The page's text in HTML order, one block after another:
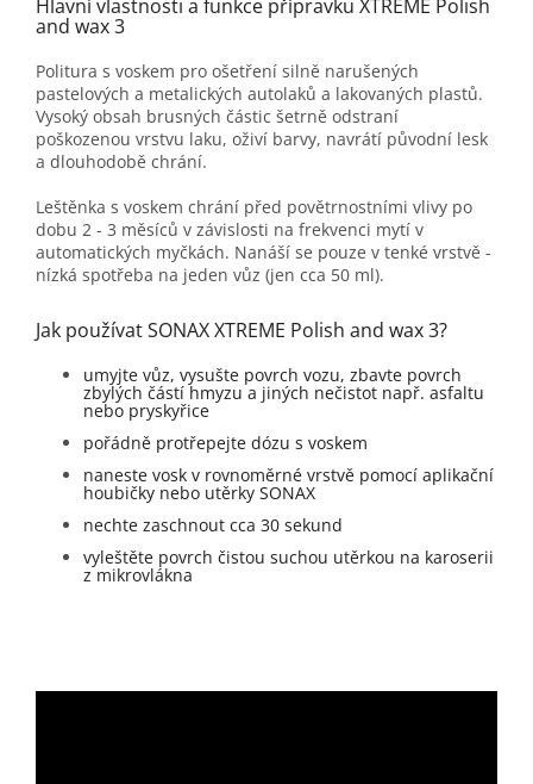
Hlavní vlastnosti a funkce přípravku XTREME Polish
and wax 3
Politura s voskem pro ošetření silně narušených
pastelových a metalických autolaků a lakovaných plastů.
Vysoký obsah brusných částic šetrně odstraní
poškozenou vrstvu laku, oživí barvy, navrátí původní lesk
a dlouhodobě chrání.
Leštěnka s voskem chrání před povětrnostními vlivy po
dobu 2 - 3 měsíců v závislosti na frekvenci mytí v
automatických myčkách. Nanáší se pouze v tenké vrstvě -
nízká spotřeba na jeden vůz (jen cca 50 ml).
Jak používat SONAX XTREME Polish and wax 3?
umyjte vůz, vysušte povrch vozu, zbavte povrch
zbylých částí hmyzu a jiných nečistot např. asfaltu
nebo pryskyřice
pořádně protřepejte dózu s voskem
naneste vosk v rovnoměrné vrstvě pomocí aplikační
houbičky nebo utěrky SONAX
nechte zaschnout cca 30 sekund
vyleštěte povrch čistou suchou utěrkou na karoserii
z mikrovlákna